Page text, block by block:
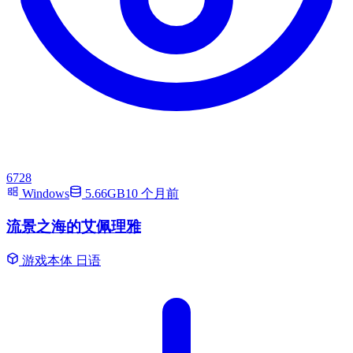
6728
Windows
5.66GB10 个月前
流景之海的艾佩理雅
游戏本体 日语